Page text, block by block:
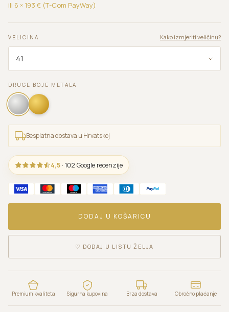
ili 6 × 193 € (T-Com PayWay)
VELICINA Kako izmjeriti veličinu?
DRUGE BOJE METALA
Besplatna dostava u Hrvatskoj
4,5 · 102 Google recenzije
DODAJ U KOŠARICU
♡ DODAJ U LISTU ŽELJA
Premium kvaliteta Sigurna kupovina Brza dostava Obročno plaćanje